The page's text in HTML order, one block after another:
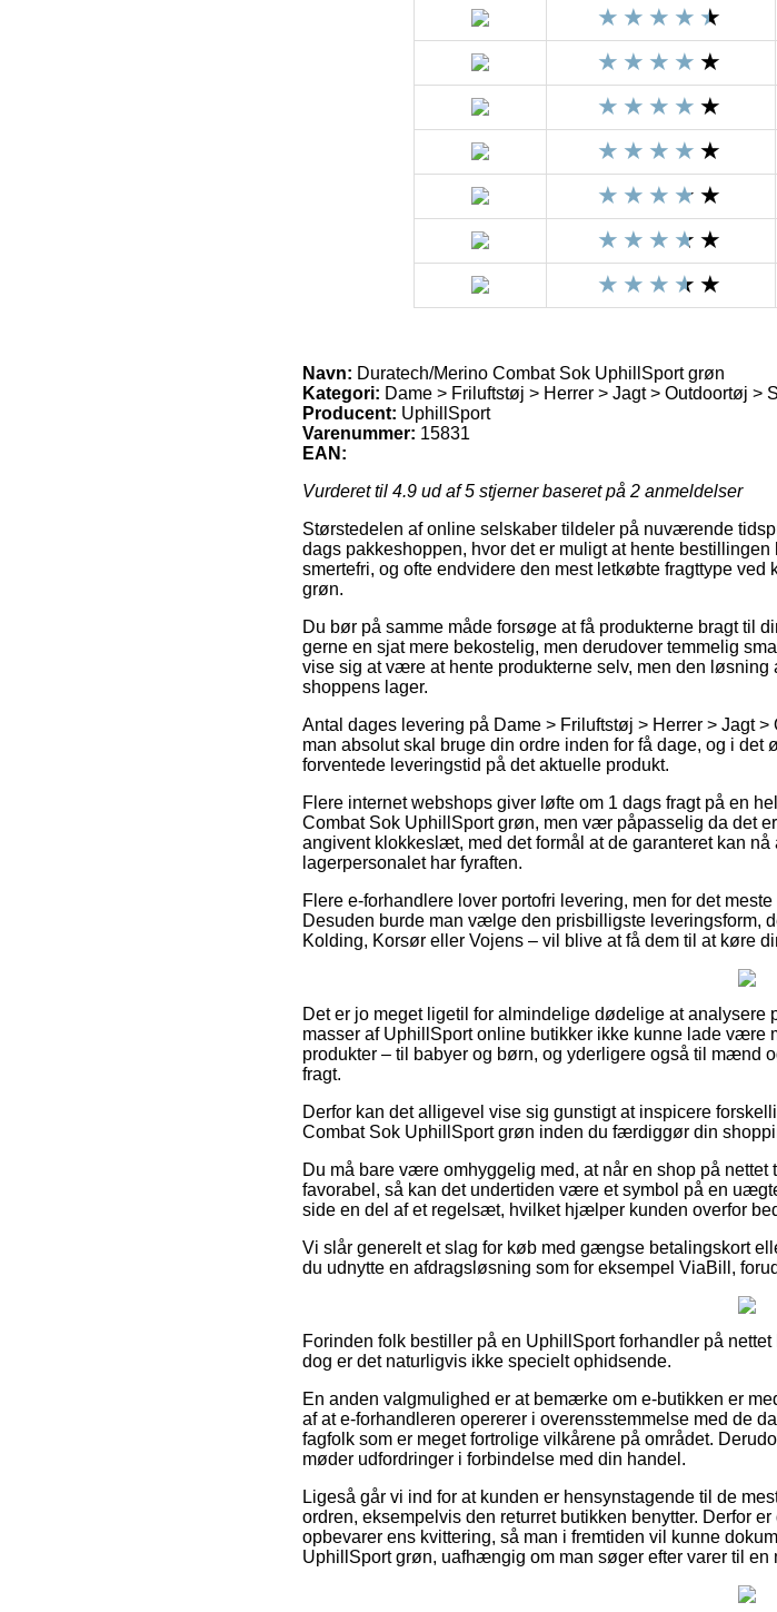
Navn: Duratech/Merino Combat Sok UphillSport grøn
Kategori: Dame > Friluftstøj > Herrer > Jagt > Outdoortøj >
Producent: UphillSport
Varenummer: 15831
EAN:
Vurderet til 4.9 ud af 5 stjerner baseret på 2 anmeldelser
Størstedelen af online selskaber tildeler på nuværende
dags pakkeshoppen, hvor det er muligt at hente
smertefri, og ofte endvidere den mest letkøbte fragttype
grøn.
Du bør på samme måde forsøge at få produkterne bragt til
gerne en sjat mere bekostelig, men derudover temmelig
vise sig at være at hente produkterne selv, men den
shoppens lager.
Antal dages levering på Dame > Friluftstøj > Herrer > Jagt
man absolut skal bruge din ordre inden for få dage, og i
forventede leveringstid på det aktuelle produkt.
Flere internet webshops giver løfte om 1 dags fragt på en
Combat Sok UphillSport grøn, men vær påpasselig da det
angivent klokkeslæt, med det formål at de garanteret kan
lagerpersonalet har fyraften.
Flere e-forhandlere lover portofri levering, men for det
Desuden burde man vælge den prisbilligste leveringsform,
Kolding, Korsør eller Vojens – vil blive at få dem til at køre
Det er jo meget ligetil for almindelige dødelige at
masser af UphillSport online butikker ikke kunne lade være
produkter – til babyer og børn, og yderligere også til mænd
fragt.
Derfor kan det alligevel vise sig gunstigt at inspicere
Combat Sok UphillSport grøn inden du færdiggør din
Du må bare være omhyggelig med, at når en shop på
favorabel, så kan det undertiden være et symbol på en
side en del af et regelsæt, hvilket hjælper kunden overfor
Vi slår generelt et slag for køb med gængse betalingskort
du udnytte en afdragsløsning som for eksempel ViaBill,
Forinden folk bestiller på en UphillSport forhandler på
dog er det naturligvis ikke specielt ophidsende.
En anden valgmulighed er at bemærke om e-butikken er
af at e-forhandleren opererer i overensstemmelse med de
fagfolk som er meget fortrolige vilkårene på området.
møder udfordringer i forbindelse med din handel.
Ligeså går vi ind for at kunden er hensynstagende til de
ordren, eksempelvis den returret butikken benytter. Derfor
opbevarer ens kvittering, så man i fremtiden vil kunne
UphillSport grøn, uafhængig om man søger efter varer til en